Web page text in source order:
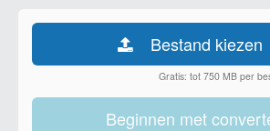
Bestand kiezen
Gratis: tot 750 MB per
Beginnen met